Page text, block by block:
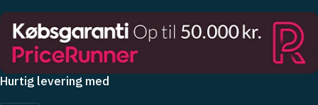
Hurtig levering med